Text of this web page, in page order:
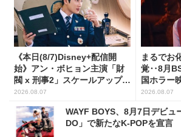
《本日(8/7)Disney+配信開
始》アン・ボヒョン主演「財
閥 x 刑事2」スケールアップし
たFLEX捜査に注目
2026.08.07
まるでお
覚‥8月
国ホラー
2026.08.07
WAYF BOYS、8月7日デビュ
DO」で新たなK-POPを宣言